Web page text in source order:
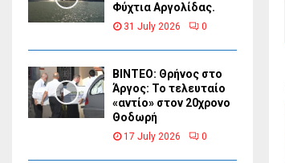
Φύχτια Αργολίδας.
31 July 2026 0
ΒΙΝΤΕΟ: Θρήνος στο
Άργος: Το τελευταίο
«αντίο» στον 20χρονο
Θοδωρή
17 July 2026 0